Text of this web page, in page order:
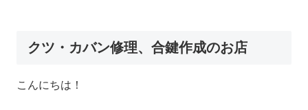
クツ・カバン修理、合鍵作成のお店
こんにちは！